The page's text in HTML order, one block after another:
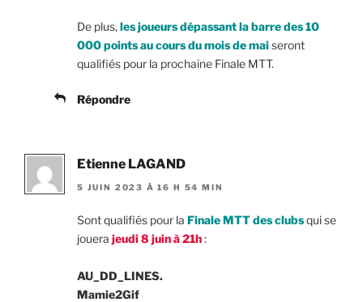
De plus,les joueurs dépassant la barre des 10
000 points au cours du mois de maiseront
qualifiés pour la prochaine Finale MTT.
Répondre
Etienne LAGAND
5 JUIN 2023 À 16 H 54 MIN
Sont qualifiés pour la Finale MTT des clubsqui se
jouera jeudi 8 juin à 21h:
AU_DD_LINES.
Mamie2Gif